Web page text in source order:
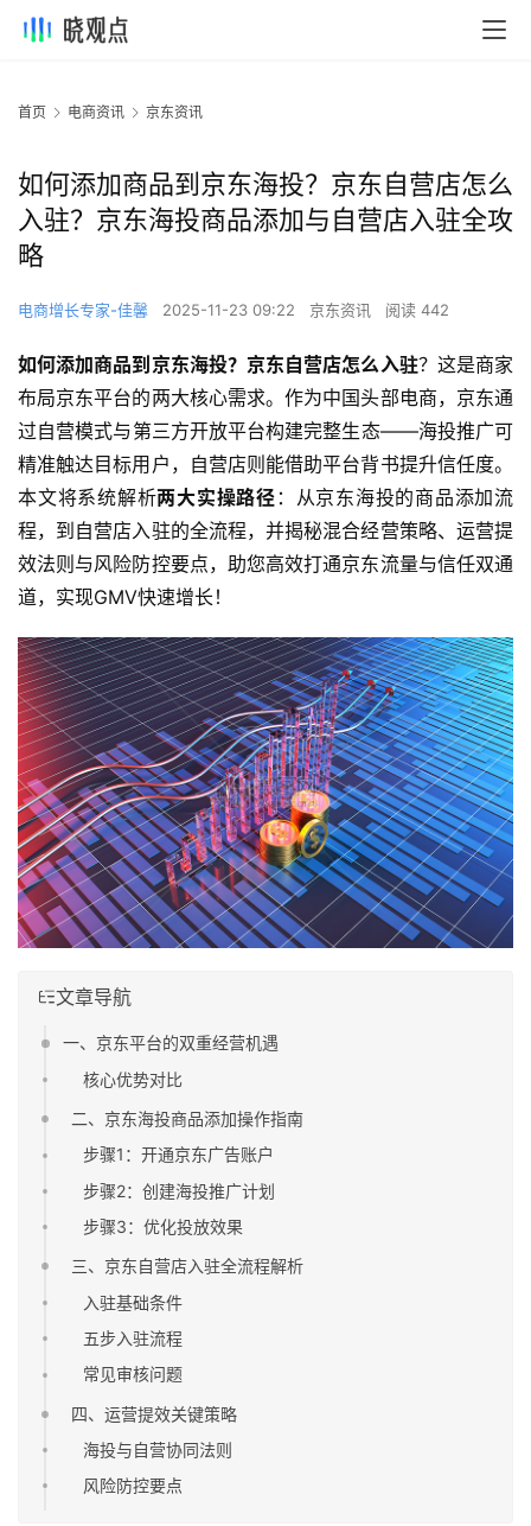
首页 电商资讯 京东资讯
如何添加商品到京东海投？京东自营店怎么
入驻？京东海投商品添加与自营店入驻全攻
略
电商增长专家-佳馨 2025-11-23 09:22 京东资讯 阅读 442
如何添加商品到京东海投？京东自营店怎么入驻？这是商家
布局京东平台的两大核心需求。作为中国头部电商，京东通
过自营模式与第三方开放平台构建完整生态——海投推广可
精准触达目标用户，自营店则能借助平台背书提升信任度。
本文将系统解析两大实操路径 ：从京东海投的商品添加流
程，到自营店入驻的全流程，并揭秘混合经营策略、运营提
效法则与风险防控要点，助您高效打通京东流量与信任双通
道，实现GMV快速增长！
文章导航
一、京东平台的双重经营机遇
核心优势对比
二、京东海投商品添加操作指南
步骤1：开通京东广告账户
步骤2：创建海投推广计划
步骤3：优化投放效果
三、京东自营店入驻全流程解析
入驻基础条件
五步入驻流程
常见审核问题
四、运营提效关键策略
海投与自营协同法则
风险防控要点